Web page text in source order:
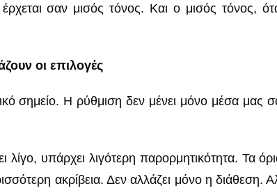
σαν μισός τόνος. Και ο μισός τόνος,
οι επιλογές
σημείο. Η ρύθμιση δεν μένει μόνο μέσα
λίγο, υπάρχει λιγότερη παρορμητικότητα. Τα
ακρίβεια. Δεν αλλάζει μόνο η